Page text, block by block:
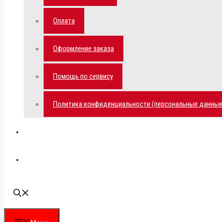
Оплата
Оформление заказа
Помощь по сервису
Политика конфиденциальности (персональные